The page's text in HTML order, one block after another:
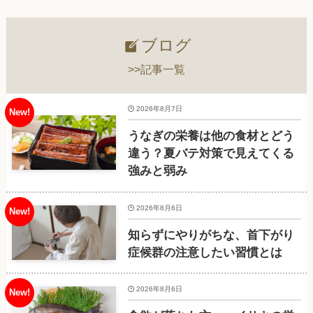
ブログ
>>記事一覧
うなぎの栄養は他の食材とどう
違う？夏バテ対策で見えてくる
強みと弱み
2026年8月7日
知らずにやりがちな、首下がり
症候群の注意したい習慣とは
2026年8月6日
2026年8月6日